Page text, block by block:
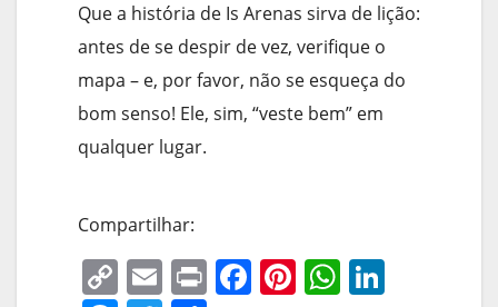
Que a história de Is Arenas sirva de lição:
antes de se despir de vez, verifique o
mapa – e, por favor, não se esqueça do
bom senso! Ele, sim, “veste bem” em
qualquer lugar.
Compartilhar:
C E Pr F Pi W